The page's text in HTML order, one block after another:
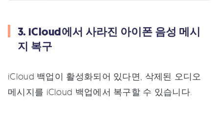
3. iCloud에서 사라진 아이폰 음성 메시
지 복구
iCloud 백업이 활성화되어 있다면, 삭제된 오디오
메시지를 iCloud 백업에서 복구할 수 있습니다.